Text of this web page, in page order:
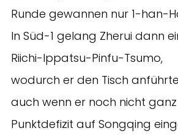
Runde gewannen nur 1-han-
In Süd-1 gelang Zherui dann
Riichi-Ippatsu-Pinfu-Tsumo,
wodurch er den Tisch
auch wenn er noch nicht
Punktdefizit auf Songqing